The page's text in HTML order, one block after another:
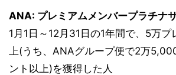
ANA: プレミアムメンバープラチナ
1月1日～12月31日の1年間で、5万プ
上(うち、ANAグループ便で2万
ント以上)を獲得した人